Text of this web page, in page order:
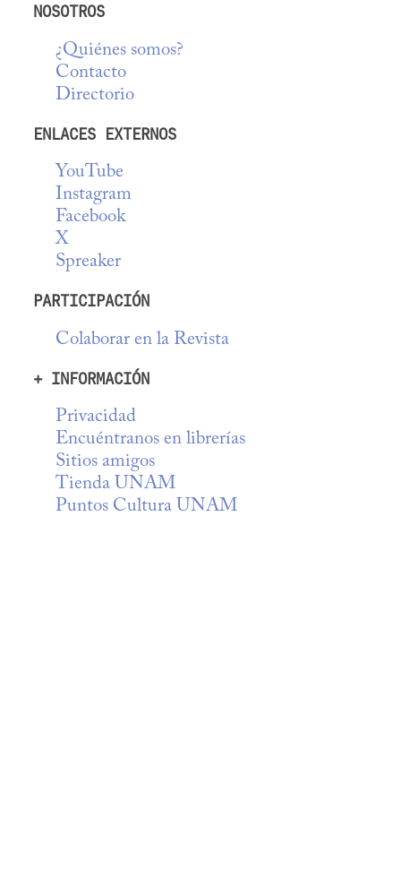
NOSOTROS
¿Quiénes somos?
Contacto
Directorio
ENLACES EXTERNOS
YouTube
Instagram
Facebook
X
Spreaker
PARTICIPACIÓN
Colaborar en la Revista
+ INFORMACIÓN
Privacidad
Encuéntranos en librerías
Sitios amigos
Tienda UNAM
Puntos Cultura UNAM